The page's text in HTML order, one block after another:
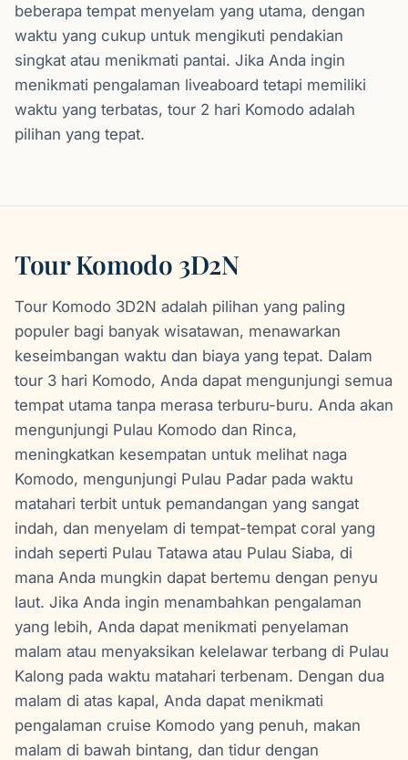
beberapa tempat menyelam yang utama, dengan
waktu yang cukup untuk mengikuti pendakian
singkat atau menikmati pantai. Jika Anda ingin
menikmati pengalaman liveaboard tetapi memiliki
waktu yang terbatas, tour 2 hari Komodo adalah
pilihan yang tepat.
Tour Komodo 3D2N
Tour Komodo 3D2N adalah pilihan yang paling
populer bagi banyak wisatawan, menawarkan
keseimbangan waktu dan biaya yang tepat. Dalam
tour 3 hari Komodo, Anda dapat mengunjungi semua
tempat utama tanpa merasa terburu-buru. Anda akan
mengunjungi Pulau Komodo dan Rinca,
meningkatkan kesempatan untuk melihat naga
Komodo, mengunjungi Pulau Padar pada waktu
matahari terbit untuk pemandangan yang sangat
indah, dan menyelam di tempat-tempat coral yang
indah seperti Pulau Tatawa atau Pulau Siaba, di
mana Anda mungkin dapat bertemu dengan penyu
laut. Jika Anda ingin menambahkan pengalaman
yang lebih, Anda dapat menikmati penyelaman
malam atau menyaksikan kelelawar terbang di Pulau
Kalong pada waktu matahari terbenam. Dengan dua
malam di atas kapal, Anda dapat menikmati
pengalaman cruise Komodo yang penuh, makan
malam di bawah bintang, dan tidur dengan